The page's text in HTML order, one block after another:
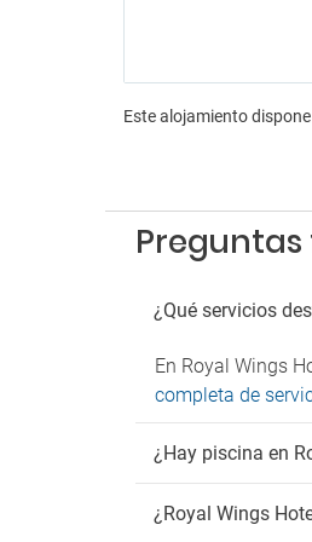
Este alojamiento
Preguntas
¿Qué servicios
En Royal Wings
completa de
¿Hay piscina en
¿Royal Wings